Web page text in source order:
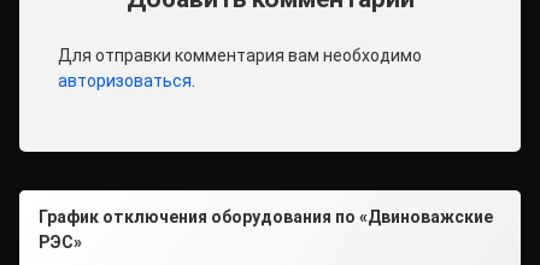
Для отправки комментария вам необходимо
авторизоваться
График отключения оборудования по «Двиноважские
РЭС»